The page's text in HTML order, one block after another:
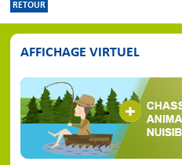
RETOUR
AFFICHAGE VIRTUEL